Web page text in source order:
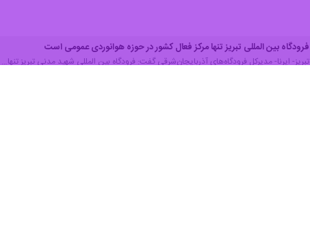
فرودگاه بین المللی تبریز تنها مرکز فعال کشور در حوزه هوانوردی عمومی است
تبریز- ایرنا- مدیرکل فرودگاه‌های آذربایجان‌شرقی گفت: فرودگاه بین المللی شهید مدنی تبریز تنها…